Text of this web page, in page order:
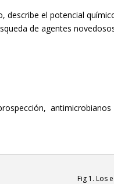
describe el potencial
de agentes
antimicrobianos
Fig 1. Los